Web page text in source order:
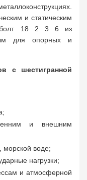
и статическим
болт 18 2 3 6 из
для опорных и
с шестигранной
и внешним
морской воде;
нагрузки;
и атмосферной